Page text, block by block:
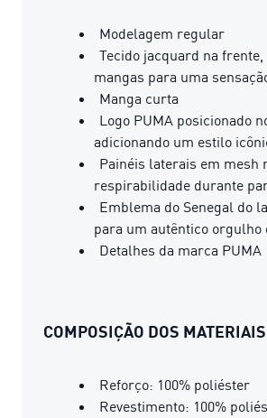
Modelagem regular
Tecido jacquard na
mangas para uma
Manga curta
Logo PUMA posicionado
adicionando um estilo
Painéis laterais em mesh
respirabilidade durante
Emblema do Senegal do
para um autêntico orgulho
Detalhes da marca PUMA
COMPOSIÇÃO DOS MATERIAIS
Reforço: 100% poliéster
Revestimento: 100%